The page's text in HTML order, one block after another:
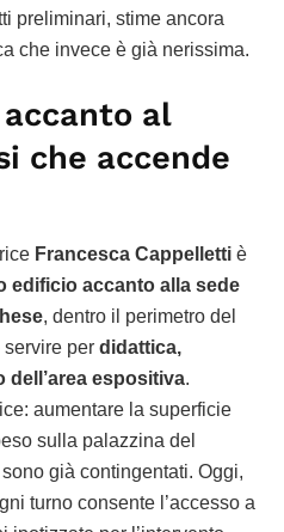
preliminari, stime ancora
che invece è già nerissima.
al
che accende
Francesca Cappelletti è
edificio accanto alla sede
, dentro il perimetro del
per didattica,
dell’area espositiva.
aumentare la superficie
sulla palazzina del
già contingentati. Oggi,
turno consente l’accesso a